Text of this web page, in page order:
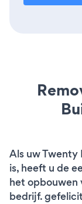
Als uw Twenty
is, heeft u de
het opbouwen
bedrijf.